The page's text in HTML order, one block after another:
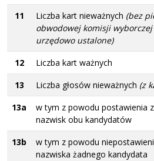
11 Liczba kart nieważnych (bez
obwodowej komisji
urzędowo ustalone)
12 Liczba kart ważnych
13
Liczba głosów nieważnych (z
13a
w tym z powodu postawienia
nazwisk obu kandydatów
13b
w tym z powodu
nazwiska żadnego kandydata